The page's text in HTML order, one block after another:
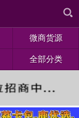
微商货源
全部分类